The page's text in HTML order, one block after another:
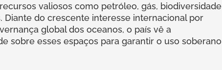
valiosos como petróleo, gás, biodiversidade
Diante do crescente interesse internacional por
global dos oceanos, o país vê a
sobre esses espaços para garantir o uso soberano